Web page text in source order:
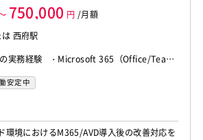
750,000 円 /月額
西府駅
の実務経験 ・Microsoft 365（Office/Team
・Azure環境の構築経験 ・Active Directo
安定中
環境におけるM365/AVD導入後の改善対応を